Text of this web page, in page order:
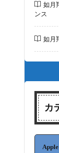
如月
ンス
如月
カ
Apple